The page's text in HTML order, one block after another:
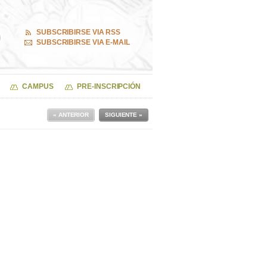
SUBSCRIBIRSE VIA RSS
SUBSCRIBIRSE VIA E-MAIL
CAMPUS PRE-INSCRIPCIÓN
SIGUIENTE »
« ANTERIOR